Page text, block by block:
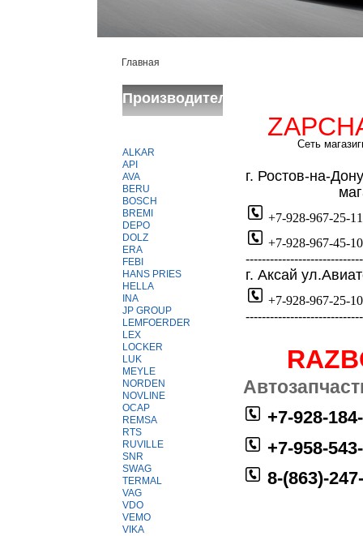
Главная
Производители
ALKAR
API
AVA
BERU
BOSCH
BREMI
DEPO
DOLZ
ERA
FEBI
HANS PRIES
HELLA
INA
JP GROUP
LEMFOERDER
LEX
LOCKER
LUK
MEYLE
NORDEN
NOVLINE
OCAP
REMSA
RTS
RUVILLE
SNR
SWAG
TERMAL
VAG
VDO
VEMO
VIKA
Сеть
г. Ростов-на-
+7-928-967-25-11
+7-928-967-45-10
г. Аксай
+7-928-967-25-10
+7-928-
+7-958-
8-(863)-